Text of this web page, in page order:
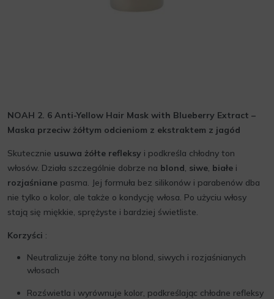
NOAH 2. 6 Anti-Yellow Hair Mask with Blueberry Extract –
Maska przeciw żółtym odcieniom z ekstraktem z jagód
Skutecznie usuwa żółte refleksy i podkreśla chłodny ton
włosów. Działa szczególnie dobrze na blond, siwe, białe i
rozjaśniane pasma. Jej formuła bez silikonów i parabenów dba
nie tylko o kolor, ale także o kondycję włosa. Po użyciu włosy
stają się miękkie, sprężyste i bardziej świetliste.
Korzyści :
Neutralizuje żółte tony na blond, siwych i rozjaśnianych
włosach
Rozświetla i wyrównuje kolor, podkreślając chłodne refleksy